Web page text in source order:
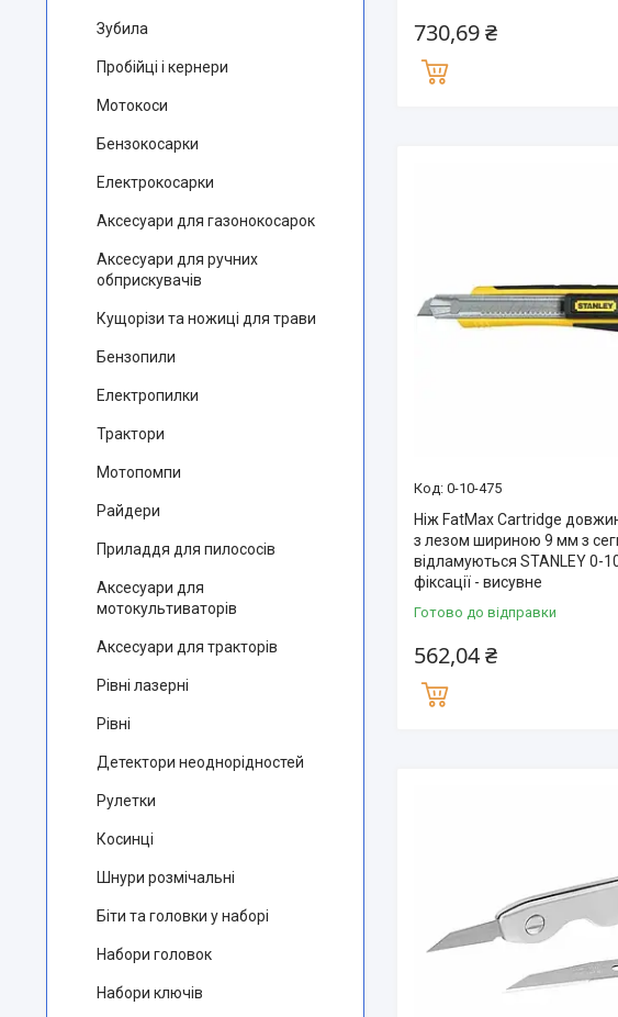
730,69 ₴
0-10-475
Ніж FatMax Cartridge
з лезом шириною 9 мм з
відламуються STANLEY 0-
фіксації - висувне
Готово до відправки
562,04 ₴
Зубила
Пробійці і кернери
Мотокоси
Бензокосарки
Електрокосарки
Аксесуари для газонокосарок
Аксесуари для ручних
обприскувачів
Кущорізи та ножиці для трави
Бензопили
Електропилки
Трактори
Мотопомпи
Райдери
Приладдя для пилососів
Аксесуари для
мотокультиваторів
Аксесуари для тракторів
Рівні лазерні
Рівні
Детектори неоднорідностей
Рулетки
Косинці
Шнури розмічальні
Біти та головки у наборі
Набори головок
Набори ключів